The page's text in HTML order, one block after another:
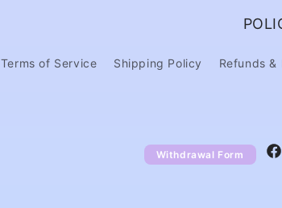
Terms of Service Shipping Policy Refunds &
Withdrawal Form